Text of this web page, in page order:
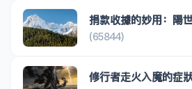
捐款收據的妙用：陽
(65844)
修行者走火入魔的症